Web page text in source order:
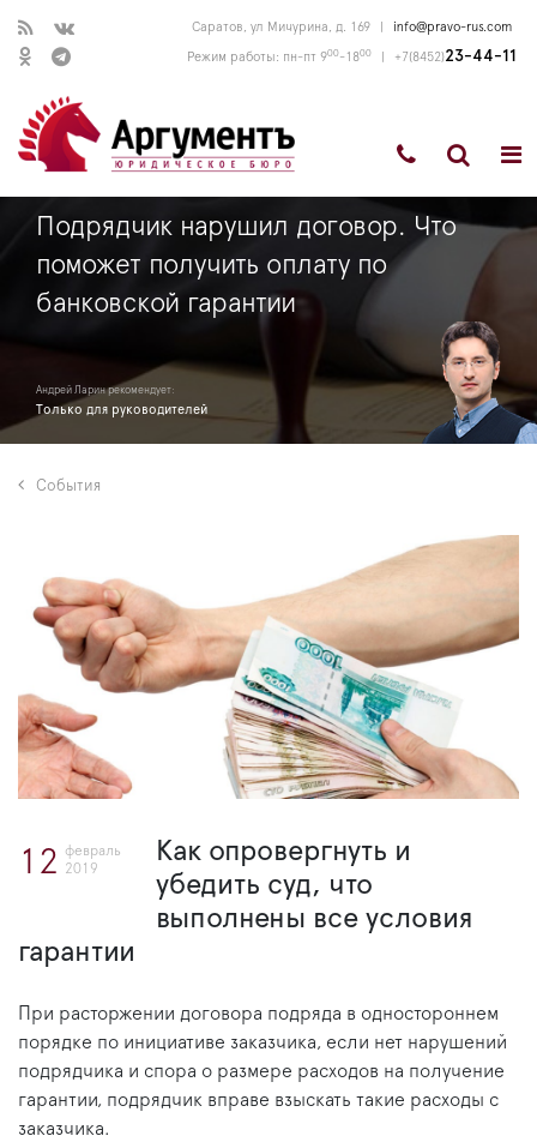
Саратов, ул Мичурина, д. 169 info@pravo-rus.com
Режим работы: пн-пт 900-1800 +7(8452)23-44-11
Подрядчик нарушил договор. Что
поможет получить оплату по
банковской гарантии
Андрей Ларин рекомендует:
Только для руководителей
События
12
февраль
2019
Как опровергнуть и
убедить суд, что
выполнены все условия
гарантии
При расторжении договора подряда в одностороннем
порядке по инициативе заказчика, если нет нарушений
подрядчика и спора о размере расходов на получение
гарантии, подрядчик вправе взыскать такие расходы с
заказчика.